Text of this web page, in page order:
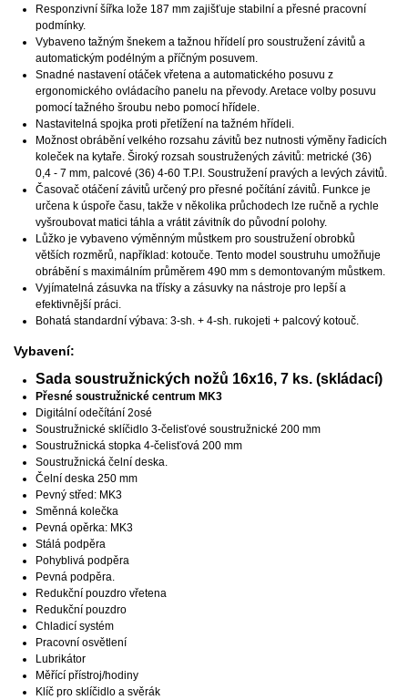
Responzivní šířka lože 187 mm zajišťuje stabilní a přesné pracovní
podmínky.
Vybaveno tažným šnekem a tažnou hřídelí pro soustružení závitů a
automatickým podélným a příčným posuvem.
Snadné nastavení otáček vřetena a automatického posuvu z
ergonomického ovládacího panelu na převody. Aretace volby posuvu
pomocí tažného šroubu nebo pomocí hřídele.
Nastavitelná spojka proti přetížení na tažném hřídeli.
Možnost obrábění velkého rozsahu závitů bez nutnosti výměny řadicích
koleček na kytaře. Široký rozsah soustružených závitů: metrické (36)
0,4 - 7 mm, palcové (36) 4-60 T.P.I. Soustružení pravých a levých závitů.
Časovač otáčení závitů určený pro přesné počítání závitů. Funkce je
určena k úspoře času, takže v několika průchodech lze ručně a rychle
vyšroubovat matici táhla a vrátit závitník do původní polohy.
Lůžko je vybaveno výměnným můstkem pro soustružení obrobků
větších rozměrů, například: kotouče. Tento model soustruhu umožňuje
obrábění s maximálním průměrem 490 mm s demontovaným můstkem.
Vyjímatelná zásuvka na třísky a zásuvky na nástroje pro lepší a
efektivnější práci.
Bohatá standardní výbava: 3-sh. + 4-sh. rukojeti + palcový kotouč.
Vybavení:
Sada soustružnických nožů 16x16, 7 ks. (skládací)
Přesné soustružnické centrum MK3
Digitální odečítání 2osé
Soustružnické sklíčidlo 3-čelisťové soustružnické 200 mm
Soustružnická stopka 4-čelisťová 200 mm
Soustružnická čelní deska.
Čelní deska 250 mm
Pevný střed: MK3
Směnná kolečka
Pevná opěrka: MK3
Stálá podpěra
Pohyblivá podpěra
Pevná podpěra.
Redukční pouzdro vřetena
Redukční pouzdro
Chladicí systém
Pracovní osvětlení
Lubrikátor
Měřící přístroj/hodiny
Klíč pro sklíčidlo a svěrák